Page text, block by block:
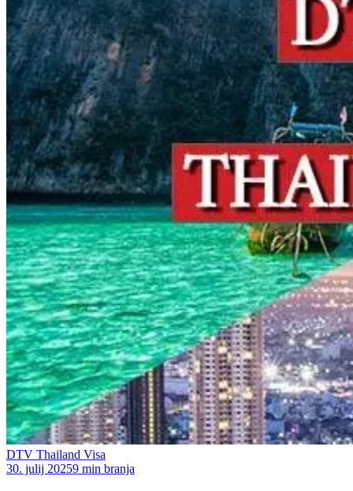
DTV Thailand Visa
30. julij 20259 min branja